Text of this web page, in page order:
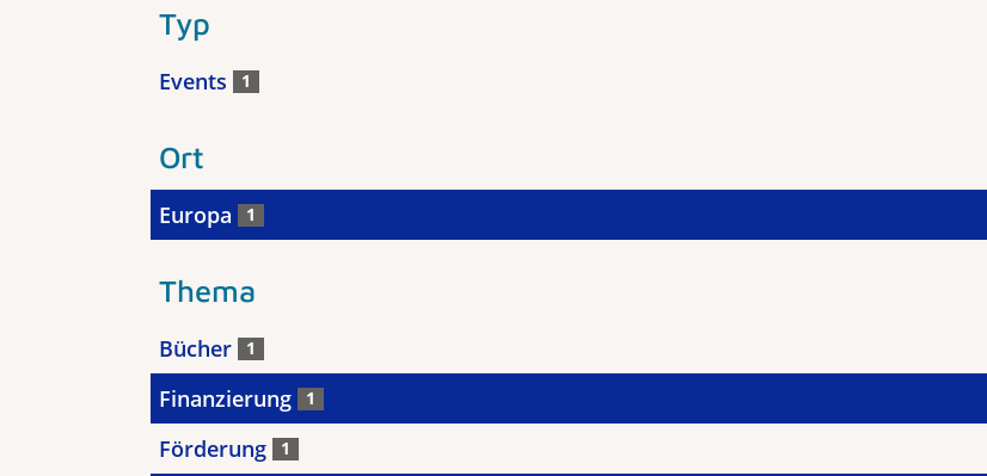
Typ
Events 1
Ort
Europa 1
Thema
Bücher 1
Finanzierung 1
Förderung 1